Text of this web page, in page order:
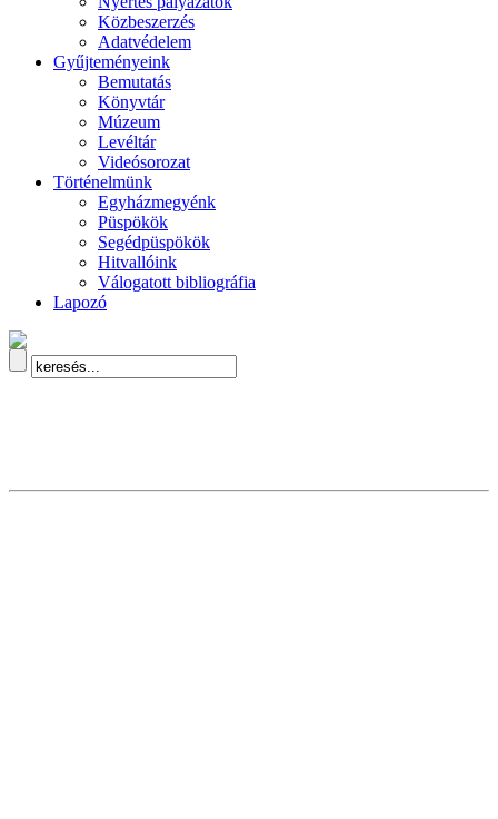
Közbeszerzés
Adatvédelem
Gyűjteményeink
Bemutatás
Könyvtár
Múzeum
Levéltár
Videósorozat
Történelmünk
Egyházmegyénk
Püspökök
Segédpüspökök
Hitvallóink
Válogatott bibliográfia
Lapozó